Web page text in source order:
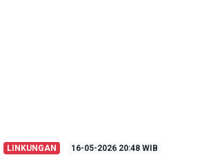
LINKUNGAN 16-05-2026 20:48 WIB